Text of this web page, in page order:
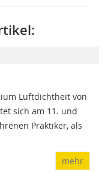
Luftdichtheit von
sich am 11. und
Praktiker, als
mehr